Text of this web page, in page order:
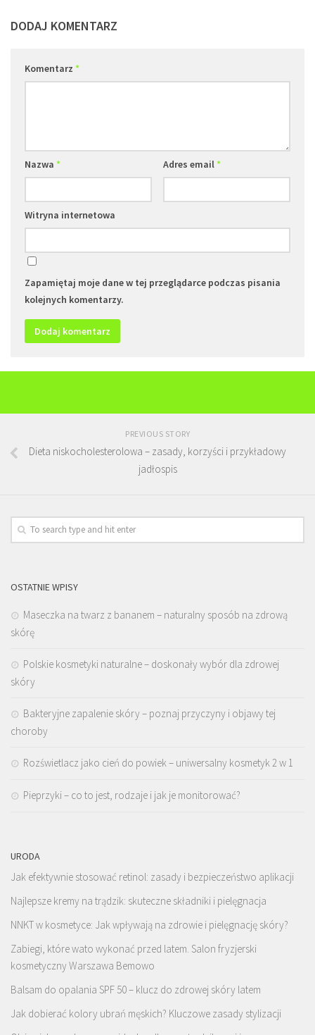
DODAJ KOMENTARZ
Komentarz *
Nazwa * Adres email*
Witryna internetowa
Zapamiętaj moje dane w tej przeglądarce podczas pisania
kolejnych komentarzy.
PREVIOUS STORY
Dieta niskocholesterolowa – zasady, korzyści i przykładowy
jadłospis
OSTATNIE WPISY
Maseczka na twarz z bananem – naturalny sposób na zdrową
skórę
Polskie kosmetyki naturalne – doskonały wybór dla zdrowej
skóry
Bakteryjne zapalenie skóry – poznaj przyczyny i objawy tej
choroby
Rozświetlacz jako cień do powiek – uniwersalny kosmetyk 2 w 1
Pieprzyki – co to jest, rodzaje i jak je monitorować?
URODA
Jak efektywnie stosować retinol: zasady i bezpieczeństwo aplikacji
Najlepsze kremy na trądzik: skuteczne składniki i pielęgnacja
NNKT w kosmetyce: Jak wpływają na zdrowie i pielęgnację skóry?
Zabiegi, które wato wykonać przed latem. Salon fryzjerski
kosmetyczny Warszawa Bemowo
Balsam do opalania SPF 50 – klucz do zdrowej skóry latem
Jak dobierać kolory ubrań męskich? Kluczowe zasady stylizacji